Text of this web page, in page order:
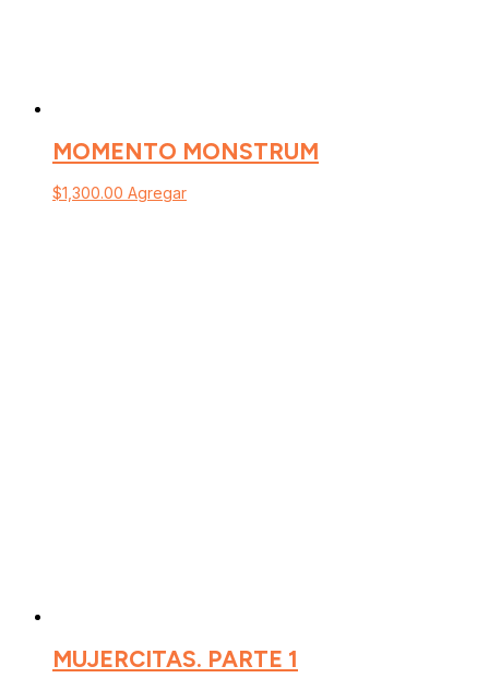
MOMENTO MONSTRUM
$1,300.00 Agregar
MUJERCITAS. PARTE 1